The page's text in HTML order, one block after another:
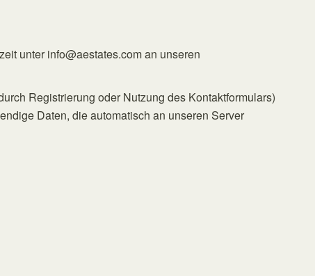
unter info@aestates.com an unseren
Registrierung oder Nutzung des Kontaktformulars)
Daten, die automatisch an unseren Server